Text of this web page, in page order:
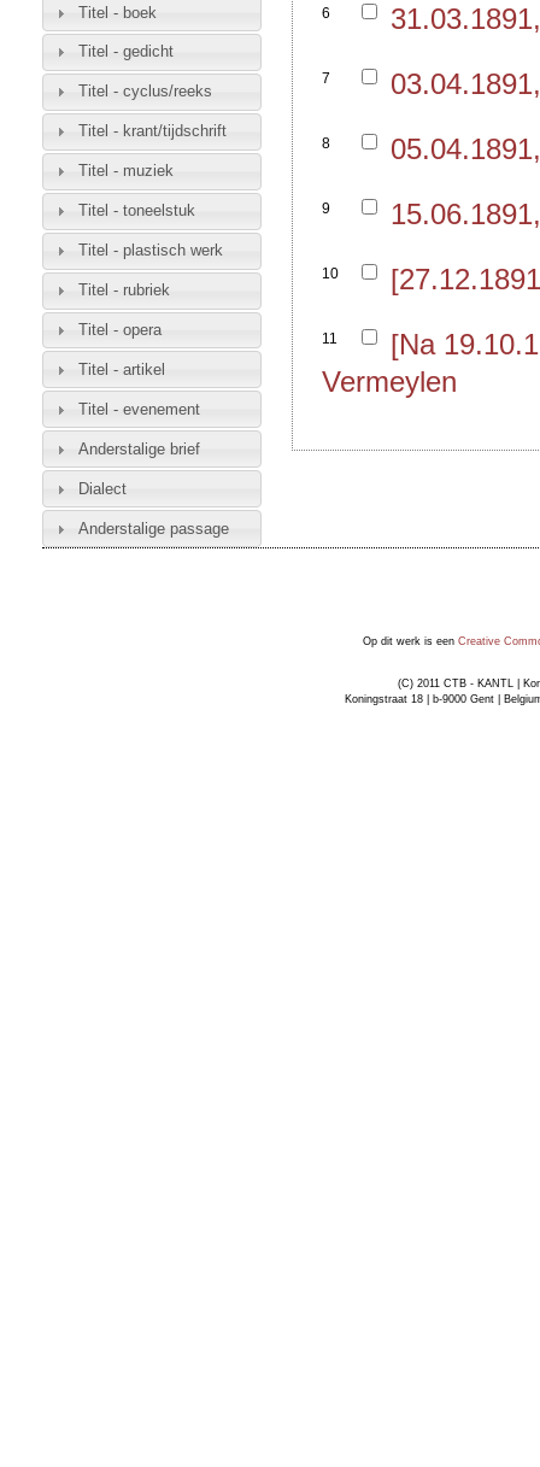
6
7
8
9
10
11
[Na
Vermeylen
Titel - boek
Titel - gedicht
Titel - cyclus/reeks
Titel - krant/tijdschrift
Titel - muziek
Titel - toneelstuk
Titel - plastisch werk
Titel - rubriek
Titel - opera
Titel - artikel
Titel - evenement
Anderstalige brief
Dialect
Anderstalige passage
Op dit werk is een Creative
(C) 2011 CTB - KANTL |
Koningstraat 18 | b-9000 Gent |